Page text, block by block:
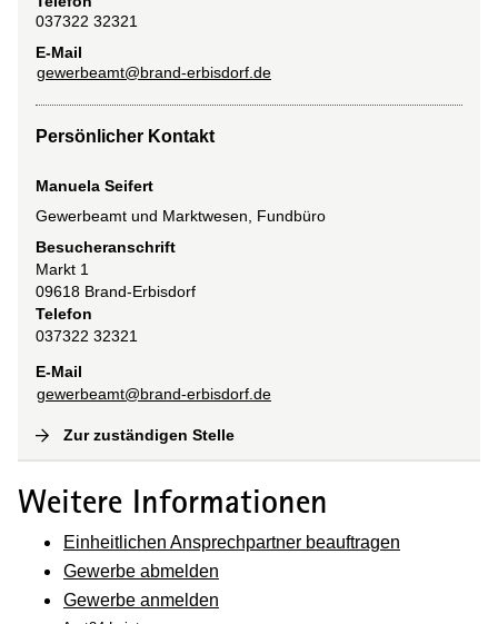
037322 32321
E-Mail
gewerbeamt@brand-erbisdorf.de
Persönlicher Kontakt
Manuela Seifert
Gewerbeamt und Marktwesen, Fundbüro
Besucheranschrift
Markt 1
09618 Brand-Erbisdorf
Telefon
037322 32321
E-Mail
gewerbeamt@brand-erbisdorf.de
Zur zuständigen Stelle
Weitere Informationen
Einheitlichen Ansprechpartner beauftragen
Gewerbe abmelden
Gewerbe anmelden